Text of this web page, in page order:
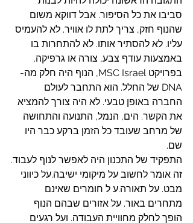
סביבו את כל הסיפור. אבל דווקא משום
שהנוף חזק, צריך לתת לו אוויר. לא להעמיס
עליו. לא להסתיר אותו. לא להתחרות בו
באמצעות עודף צבע, צורה או גרפיקה.
בפרויקט MSC Israel, הנוף היה חלק מה-
DNA של החלל. הוא התחבר לעולם
החברה באופן טבעי. לא היה צורך להמציא
את הקשר. הים, הנמל, התנועה והתחושה
של מרחב שעובד כל הזמן ברקע כבר היו
שם.
התפקיד של התכנון היה לאפשר לנוף לעבוד.
זה אומר לחשוב על מיקומי ישיבה.על כיווני
מבט. על תאורה.ע ל חומרים שאינם
מתחרים באור. על אזורים שבהם הנוף
הופך לחלק מחוויית העבודה. ועל רגעים